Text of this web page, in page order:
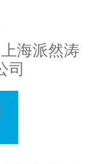
上海派然涛
司